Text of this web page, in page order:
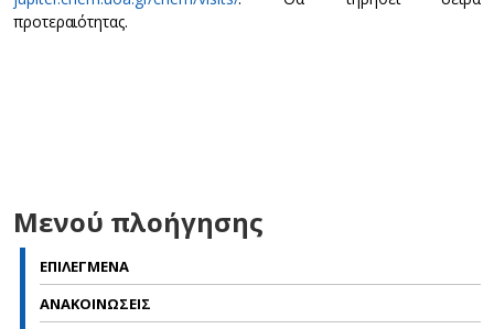
προτεραιότητας.
Μενού πλοήγησης
ΕΠΙΛΕΓΜΕΝΑ
ΑΝΑΚΟΙΝΩΣΕΙΣ